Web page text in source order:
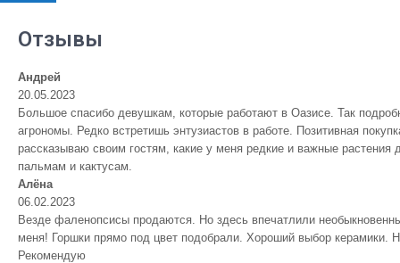
Отзывы
Андрей
20.05.2023
Большое спасибо девушкам, которые работают в Оазисе. Так
агрономы. Редко встретишь энтузиастов в работе. Позитивная
рассказываю своим гостям, какие у меня редкие и важные
пальмам и кактусам.
Алёна
06.02.2023
Везде фаленопсисы продаются. Но здесь впечатлили
меня! Горшки прямо под цвет подобрали. Хороший выбор керамики.
Рекомендую